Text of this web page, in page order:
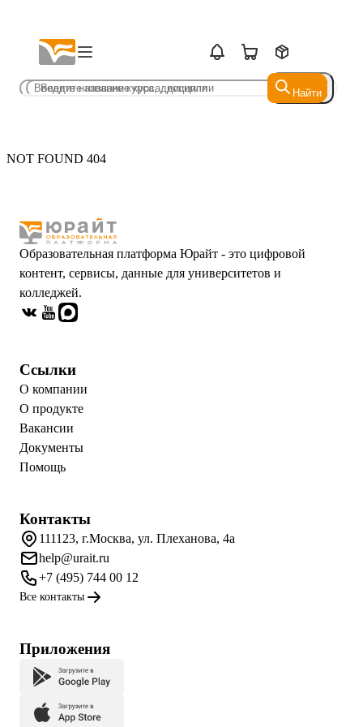
Найти
Найти
NOT FOUND 404
Образовательная платформа Юрайт - это цифровой
контент, сервисы, данные для университетов и
колледжей.
Ссылки
О компании
О продукте
Вакансии
Документы
Помощь
Контакты
111123, г.Москва, ул. Плеханова, 4а
help@urait.ru
+7 (495) 744 00 12
Все контакты
Приложения